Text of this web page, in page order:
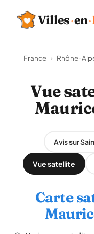
Villes·en·
France › Rhône-
Vue
Avis sur
Vue satellite
Carte